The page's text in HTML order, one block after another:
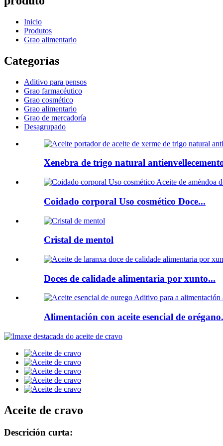
Inicio
Produtos
Grao alimentario
Categorías
Aditivo para pensos
Grao farmacéutico
Grao cosmético
Grao alimentario
Grao de mercadoría
Desagrupado
Xenebra de trigo natural
Coidado corporal Uso cosmético Doce...
Cristal de mentol
Doces de calidade alimentaria por xunto...
Alimentación con aceite esencial de
Aceite de cravo
Descrición curta: